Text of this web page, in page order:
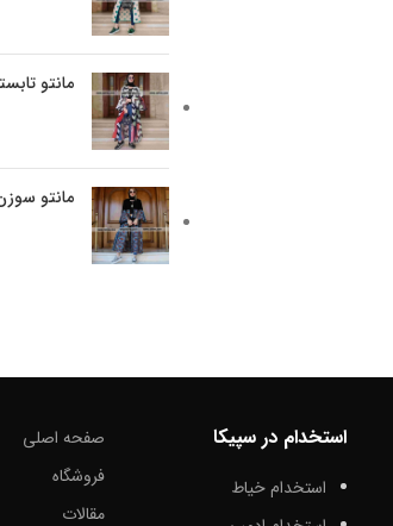
مانتو
مانتو
استخدام در سپیکا
استخدام خیاط
صفحه اصلی
فروشگاه
مقالات